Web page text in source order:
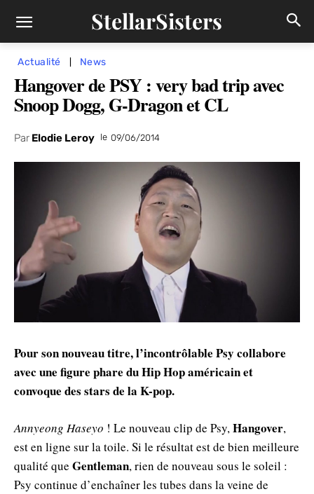
StellarSisters
Actualité News
Hangover de PSY : very bad trip avec
Snoop Dogg, G-Dragon et CL
Par Elodie Leroy le 09/06/2014
Pour son nouveau titre, l’incontrôlable Psy collabore
avec une figure phare du Hip Hop américain et
convoque des stars de la K-pop.
Annyeong Haseyo ! Le nouveau clip de Psy,Hangover,
est en ligne sur la toile. Si le résultat est de bien meilleure
qualité que Gentleman, rien de nouveau sous le soleil :
Psy continue d’enchaîner les tubes dans la veine de